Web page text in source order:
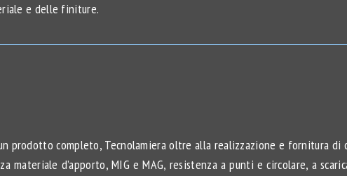
e delle finiture.
prodotto completo, Tecnolamiera oltre alla realizzazione e fornitura
materiale d’apporto, MIG e MAG, resistenza a punti e circolare, a